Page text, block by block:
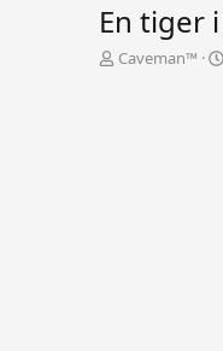
En tiger
T
Caveman™